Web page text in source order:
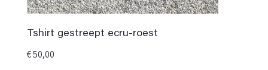
Tshirt gestreept ecru-roest
Prijs
€ 50,00